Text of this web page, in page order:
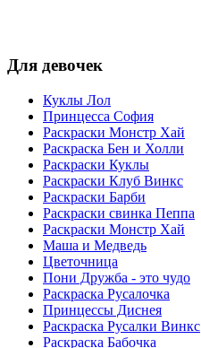
Для девочек
Куклы Лол
Принцесса София
Раскраски Монстр Хай
Раскраска Бен и Холли
Раскраски Куклы
Раскраски Клуб Винкс
Раскраски Барби
Раскраски свинка Пеппа
Раскраски Монстр Хай
Маша и Медведь
Цветочница
Пони Дружба - это чудо
Раскраска Русалочка
Принцессы Диснея
Раскраска Русалки Винкс
Раскраска Бабочка